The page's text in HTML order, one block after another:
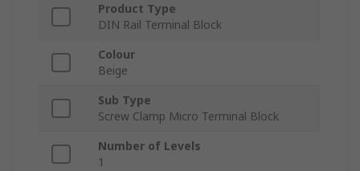
Product Type
DIN Rail Terminal Block
Colour
Beige
Sub Type
Screw Clamp Micro Terminal Block
Number of Levels
1